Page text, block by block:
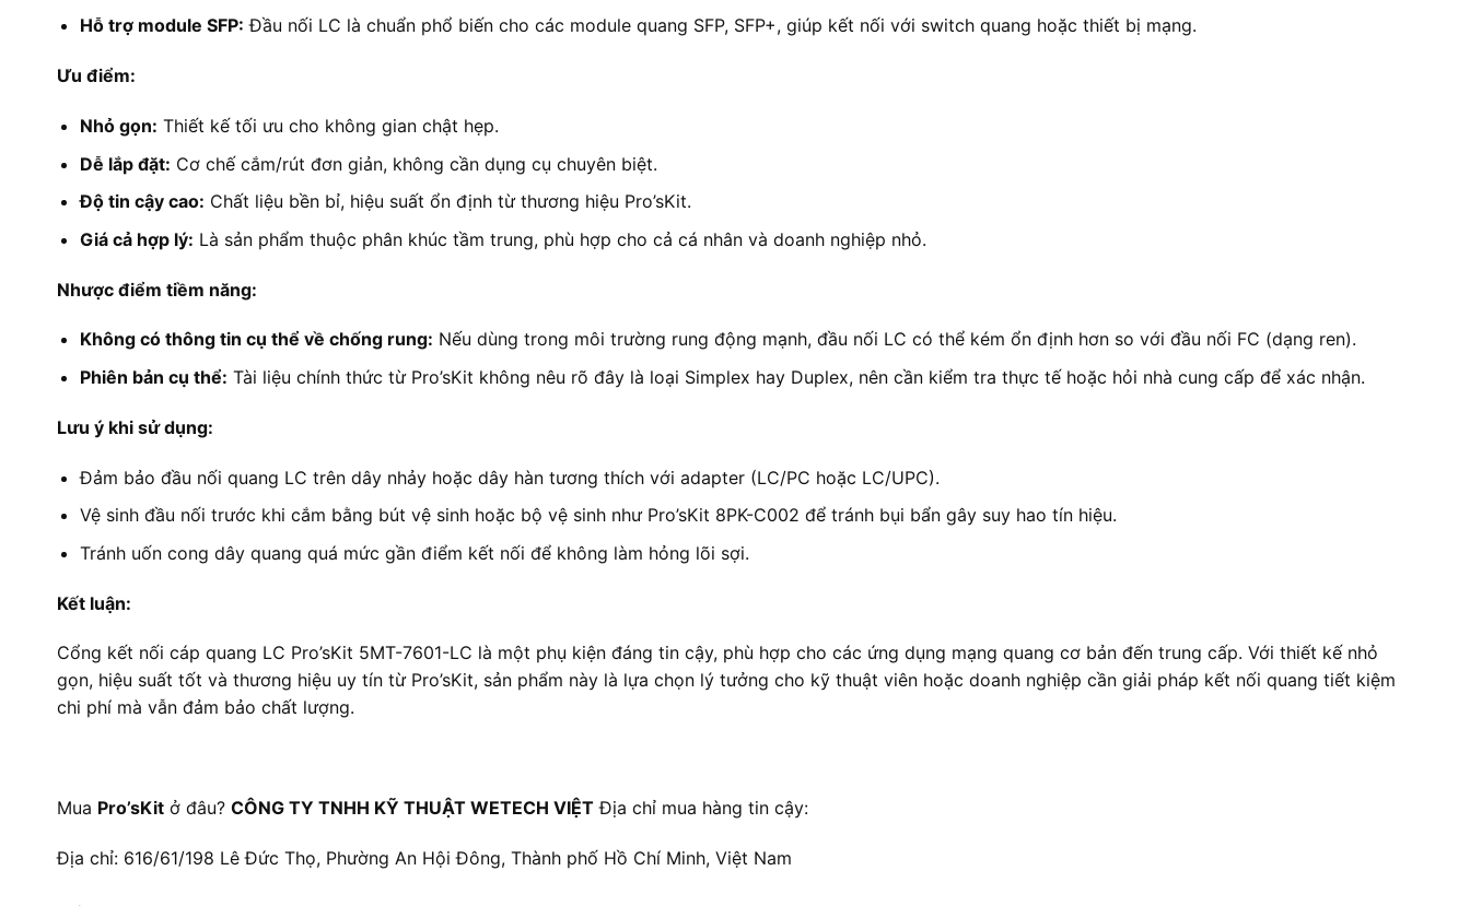
Hỗ trợ module SFP: Đầu nối LC là chuẩn phổ biến cho các module quang SFP, SFP+, giúp kết nối với switch quang hoặc thiết bị mạng.
Ưu điểm:
Nhỏ gọn: Thiết kế tối ưu cho không gian chật hẹp.
Dễ lắp đặt: Cơ chế cắm/rút đơn giản, không cần dụng cụ chuyên biệt.
Độ tin cậy cao: Chất liệu bền bỉ, hiệu suất ổn định từ thương hiệu Pro’sKit.
Giá cả hợp lý: Là sản phẩm thuộc phân khúc tầm trung, phù hợp cho cả cá nhân và doanh nghiệp nhỏ.
Nhược điểm tiềm năng:
Không có thông tin cụ thể về chống rung: Nếu dùng trong môi trường rung động mạnh, đầu nối LC có thể kém ổn định hơn so với đầu nối FC (dạng ren).
Phiên bản cụ thể: Tài liệu chính thức từ Pro’sKit không nêu rõ đây là loại Simplex hay Duplex, nên cần kiểm tra thực tế hoặc hỏi nhà cung cấp để xác nhận.
Lưu ý khi sử dụng:
Đảm bảo đầu nối quang LC trên dây nhảy hoặc dây hàn tương thích với adapter (LC/PC hoặc LC/UPC).
Vệ sinh đầu nối trước khi cắm bằng bút vệ sinh hoặc bộ vệ sinh như Pro’sKit 8PK-C002 để tránh bụi bẩn gây suy hao tín hiệu.
Tránh uốn cong dây quang quá mức gần điểm kết nối để không làm hỏng lõi sợi.
Kết luận:
Cổng kết nối cáp quang LC Pro’sKit 5MT-7601-LC là một phụ kiện đáng tin cậy, phù hợp cho các ứng dụng mạng quang cơ bản đến trung cấp. Với thiết kế nhỏ
gọn, hiệu suất tốt và thương hiệu uy tín từ Pro’sKit, sản phẩm này là lựa chọn lý tưởng cho kỹ thuật viên hoặc doanh nghiệp cần giải pháp kết nối quang tiết kiệm
chi phí mà vẫn đảm bảo chất lượng.
Mua Pro’sKit ở đâu? CÔNG TY TNHH KỸ THUẬT WETECH VIỆT Địa chỉ mua hàng tin cậy:
Địa chỉ: 616/61/198 Lê Đức Thọ, Phường An Hội Đông, Thành phố Hồ Chí Minh, Việt Nam